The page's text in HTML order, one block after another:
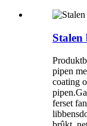
Stalen
pipen
coating
ferset